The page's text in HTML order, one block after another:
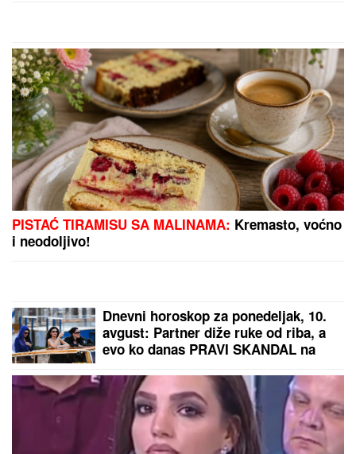
pravi poznati muškarac
NAPALI HITNU POMOĆ SEKIRAMA!
Vozač teško povređen, paniku
izazvale glasine o otmici dece